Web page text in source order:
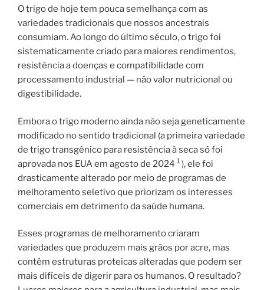
O trigo de hoje tem pouca semelhança com as
variedades tradicionais que nossos ancestrais
consumiam. Ao longo do último século, o trigo foi
sistematicamente criado para maiores rendimentos,
resistência a doenças e compatibilidade com
processamento industrial — não valor nutricional ou
digestibilidade.
Embora o trigo moderno ainda não seja geneticamente
modificado no sentido tradicional (a primeira variedade
de trigo transgênico para resistência à seca só foi
aprovada nos EUA em agosto de 2024 1 ), ele foi
drasticamente alterado por meio de programas de
melhoramento seletivo que priorizam os interesses
comerciais em detrimento da saúde humana.
Esses programas de melhoramento criaram
variedades que produzem mais grãos por acre, mas
contêm estruturas proteicas alteradas que podem ser
mais difíceis de digerir para os humanos. O resultado?